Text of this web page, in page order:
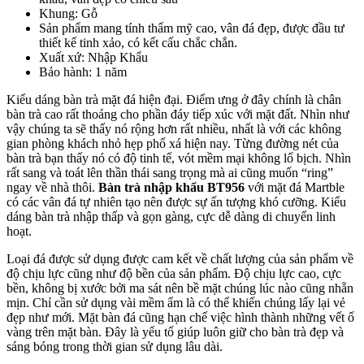
Khung: Gỗ
Sản phẩm mang tính thẩm mỹ cao, vân đá đẹp, được đầu tư
thiết kế tinh xảo, có kết cấu chắc chắn.
Xuất xứ: Nhập Khẩu
Bảo hành: 1 năm
Kiểu dáng bàn trà mặt đá hiện đại. Điểm ưng ở đây chính là chân
bàn trà cao rất thoáng cho phần đáy tiếp xúc với mặt đất. Nhìn như
vậy chúng ta sẽ thấy nó rộng hơn rất nhiều, nhất là với các không
gian phòng khách nhỏ hẹp phố xá hiện nay. Từng đường nét của
bàn trà bạn thấy nó có độ tinh tế, vót mềm mại không lố bịch. Nhìn
rất sang và toát lên thần thái sang trọng mà ai cũng muốn “ring”
ngay về nhà thôi. Bàn trà nhập khẩu BT956 với mặt đá Martble
có các vân đá tự nhiên tạo nên được sự ấn tượng khó cưỡng. Kiểu
dáng bàn trà nhập thấp và gọn gàng, cực dễ dàng di chuyển linh
hoạt.
Loại đá được sử dụng được cam kết về chất lượng của sản phẩm về
độ chịu lực cũng như độ bền của sản phẩm. Độ chịu lực cao, cực
bền, không bị xước bởi ma sát nên bề mặt chúng lúc nào cũng nhẵn
mịn. Chỉ cần sử dụng vài mềm ẩm là có thể khiến chúng lấy lại vẻ
đẹp như mới. Mặt bàn đá cũng hạn chế việc hình thành những vết ố
vàng trên mặt bàn. Đây là yếu tố giúp luôn giữ cho bàn trà đẹp và
sáng bóng trong thời gian sử dụng lâu dài.